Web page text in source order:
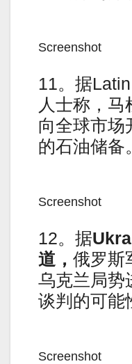
Screenshot
11。据
人士称，
向全球市场
的石油储备。
Screenshot
12。据
道， 俄罗斯
乌克兰局势
谈判的可能
Screenshot